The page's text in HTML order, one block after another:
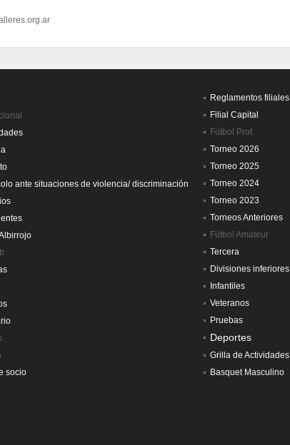
ante situaciones de violencia/ discriminación
socio
Reglamentos filiales
Filial Capital
Fútbol Prof.
Torneo 2026
Torneo 2025
Torneo 2024
Torneo 2023
Torneos Anteriores
Fútbol Amateur
Tercera
Divisiones inferiores
Infantiles
Veteranos
Pruebas
Deportes
Grilla de Actividades
Basquet Masculino